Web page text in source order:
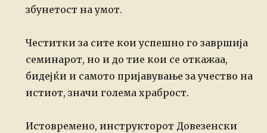
збунетост наумот.
Честитки за сите кои успешно го завршија
семинарот, но и до тие кои се откажаа,
бидејќи и самото пријавување за учество на
истиот, значи голема храброст.
Истовремено, инструкторот Довезенски